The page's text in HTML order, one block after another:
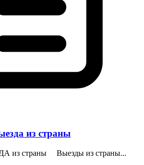
из страны
из страны Выезды из страны...